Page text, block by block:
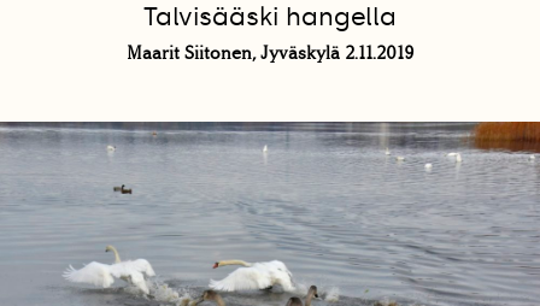
Talvisääski hangella
Maarit Siitonen, Jyväskylä 2.11.2019